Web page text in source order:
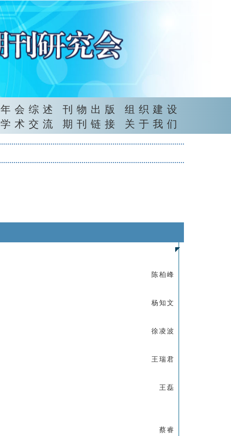
年会综述 刊物出版
组织建设
学术交流 期刊链接 关于我们
陈柏峰
杨知文
徐凌波
王瑞君
王磊
蔡睿